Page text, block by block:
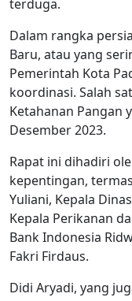
terduga.
Dalam rangka
Baru, atau yang
Pemerintah Kota
koordinasi. Salah
Ketahanan Pangan
Desember 2023.
Rapat ini dihadiri
kepentingan,
Yuliani, Kepala
Kepala Perikanan
Bank Indonesia
Fakri Firdaus.
Didi Aryadi, yang